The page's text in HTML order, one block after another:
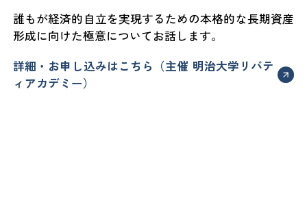
誰もが経済的自立を実現するための本格的な長期資産
形成に向けた極意についてお話します。
詳細・お申し込みはこちら（主催 明治大学リバテ
ィアカデミー）